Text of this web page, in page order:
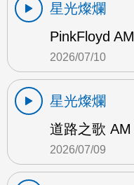
星光燦爛
PinkFloyd AM
2026/07/10
星光燦爛
道路之歌 AM
2026/07/09